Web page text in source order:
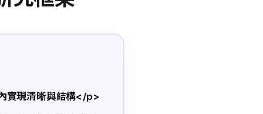
實現清晰與結構</p>